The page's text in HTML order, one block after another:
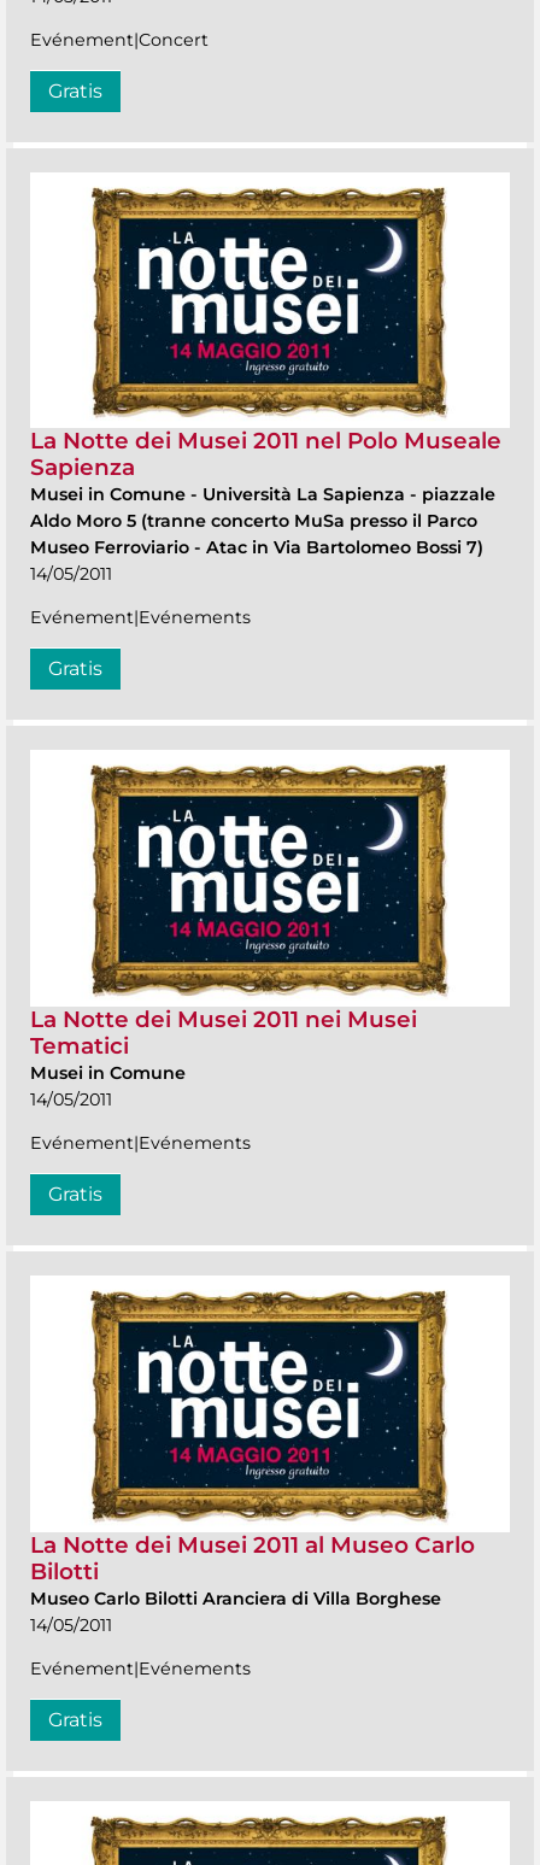
Evénement|Concert
Gratis
La Notte dei Musei 2011 nel Polo Museale
Sapienza
Musei in Comune - Università La Sapienza - piazzale
Aldo Moro 5 (tranne concerto MuSa presso il Parco
Museo Ferroviario - Atac in Via Bartolomeo Bossi 7)
14/05/2011
Evénement|Evénements
Gratis
La Notte dei Musei 2011 nei Musei
Tematici
Musei in Comune
14/05/2011
Evénement|Evénements
Gratis
La Notte dei Musei 2011 al Museo Carlo
Bilotti
Museo Carlo Bilotti Aranciera di Villa Borghese
14/05/2011
Evénement|Evénements
Gratis